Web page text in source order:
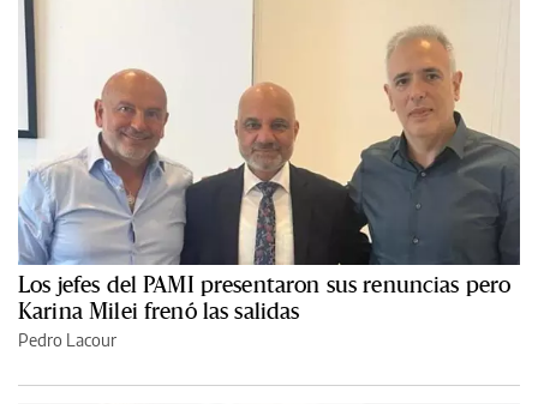
Los jefes del PAMI presentaron sus renuncias pero
Karina Milei frenó las salidas
Pedro Lacour